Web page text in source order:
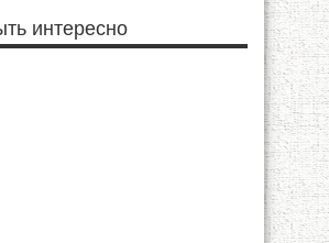
интересно